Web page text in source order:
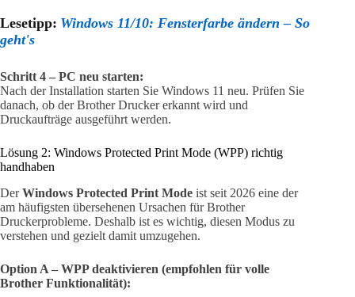
Lesetipp: Windows 11/10: Fensterfarbe ändern – So
geht's
Schritt 4 – PC neu starten:
Nach der Installation starten Sie Windows 11 neu. Prüfen Sie
danach, ob der Brother Drucker erkannt wird und
Druckaufträge ausgeführt werden.
Lösung 2: Windows Protected Print Mode (WPP) richtig
handhaben
DerWindows Protected Print Mode ist seit 2026 eine der
am häufigsten übersehenen Ursachen für Brother
Druckerprobleme. Deshalb ist es wichtig, diesen Modus zu
verstehen und gezielt damit umzugehen.
Option A – WPP deaktivieren (empfohlen für volle
Brother Funktionalität):